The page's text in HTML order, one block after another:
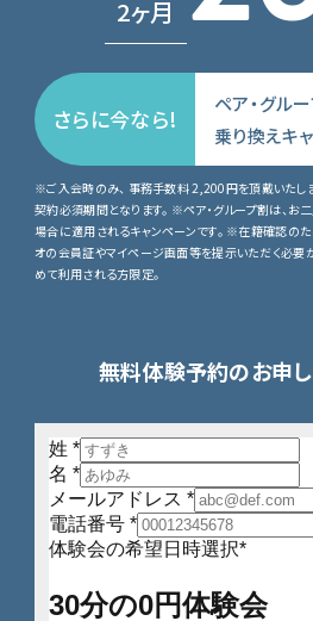
2ヶ月
さらに今なら!
ペア・グル
乗り換えキ
※ご入会時のみ、 事務手数料 2,200円を頂戴いたし
契約必須期間となります。 ※ペア・グループ割は、お
場合に適用されるキャンペーンです。 ※在籍確認のた
オの会員証やマイページ画面等を提示いただく必要
めて利用される方限定。
無料体験予約のお申